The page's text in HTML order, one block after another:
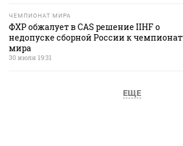
ЧЕМПИОНАТ МИРА
ФХР обжалует в CAS решение IIHF о
недопуске сборной России к
мира
30 июля 19:31
ЕЩЕ